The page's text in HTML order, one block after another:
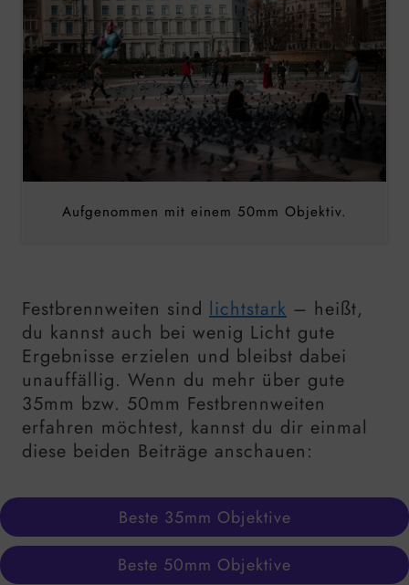
Aufgenommen mit einem 50mm Objektiv.
Festbrennweiten sind lichtstark – heißt,
du kannst auch bei wenig Licht gute
Ergebnisse erzielen und bleibst dabei
unauffällig. Wenn du mehr über gute
35mm bzw. 50mm Festbrennweiten
erfahren möchtest, kannst du dir einmal
diese beiden Beiträge anschauen:
Beste 35mm Objektive
Beste 50mm Objektive